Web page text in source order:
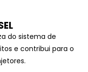
do sistema de
e contribui para o